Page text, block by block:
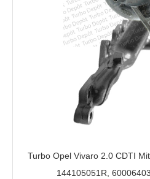
Turbo Opel Vivaro 2.0 CDTI
144105051R,